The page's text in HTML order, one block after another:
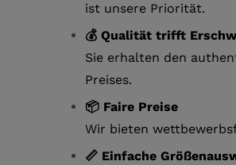
ist unsere Priorität.
💰 Qualität trifft
Sie erhalten den
Preises.
📦 Faire Preise
Wir bieten
📏 Einfache